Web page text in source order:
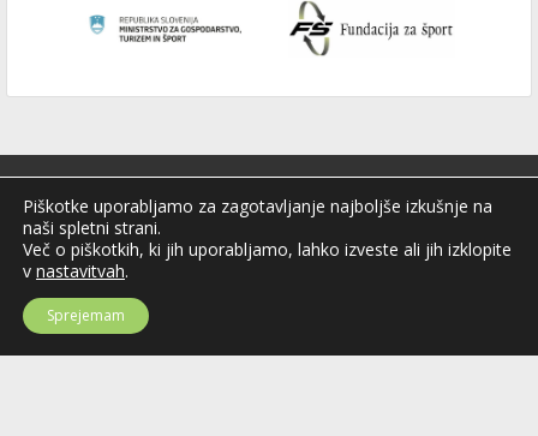
Piškotke uporabljamo za zagotavljanje najboljše izkušnje na
naši spletni strani.
Več o piškotkih, ki jih uporabljamo, lahko izveste ali jih izklopite
v nastavitvah.
Sprejemam